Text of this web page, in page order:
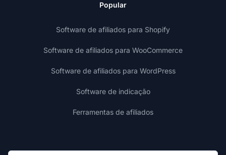
Popular
Software de afiliados para Shopify
Software de afiliados para WooCommerce
Software de afiliados para WordPress
Software de indicação
Ferramentas de afiliados